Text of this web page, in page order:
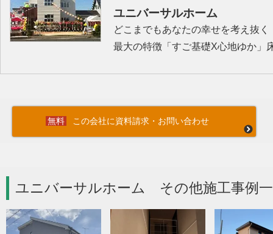
ユニバーサルホーム
どこまでもあなたの幸せを考え抜く
最大の特徴「すご基礎X心地ゆか
この会社に資料請求・お問い合わせ
ユニバーサルホーム その他施工事例